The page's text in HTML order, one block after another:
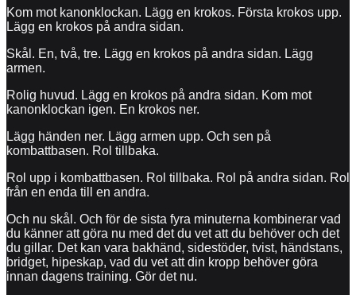
Kom mot kanonklockan. Lägg en krokos. Första krokos upp.
Lägg en krokos på andra sidan.
Skål. En, två, tre. Lägg en krokos på andra sidan. Lägg
armen.
Rolig huvud. Lägg en krokos på andra sidan. Kom mot
kanonklockan igen. En krokos ner.
Lägg händen ner. Lägg armen upp. Och sen på
kombattbasen. Rol tillbaka.
Rol upp i kombattbasen. Rol tillbaka. Rol på andra sidan. Rol
från en enda till en andra.
Och nu skål. Och för de sista fyra minuterna kombinerar vad
du känner att göra nu med det du vet att du behöver och det
du gillar. Det kan vara bakhänd, sidestöder, tvist, händstans,
bridget, hipeskap, vad du vet att din kropp behöver göra
innan dagens training. Gör det nu.